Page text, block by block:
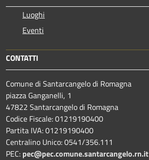
Luoghi
Eventi
CONTATTI
Comune di Santarcangelo di Romagna
piazza Ganganelli, 1
47822 Santarcangelo di Romagna
Codice Fiscale: 01219190400
Partita IVA: 01219190400
Centralino Unico: 0541/356.111
PEC: pec@pec.comune.santarcangelo.rn.it